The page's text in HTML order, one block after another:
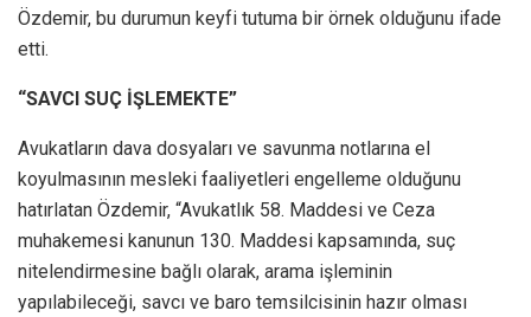
Özdemir, bu durumun keyfi tutuma bir örnek olduğunu ifade
etti.
“SAVCI SUÇ İŞLEMEKTE”
Avukatların dava dosyaları ve savunma notlarına el
koyulmasının mesleki faaliyetleri engelleme olduğunu
hatırlatan Özdemir, “Avukatlık 58. Maddesi ve Ceza
muhakemesi kanunun 130. Maddesi kapsamında, suç
nitelendirmesine bağlı olarak, arama işleminin
yapılabileceği, savcı ve baro temsilcisinin hazır olması